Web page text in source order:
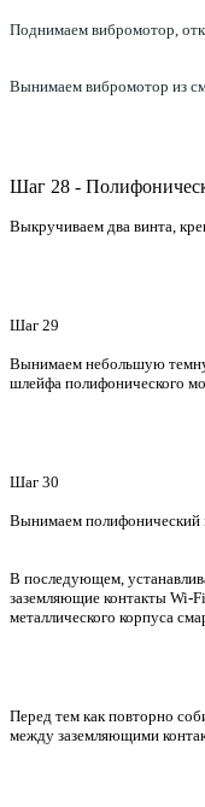
Поднимаем вибромотор,
Вынимаем вибромотор из
Шаг 28 -
Выкручиваем два винта,
Шаг 29
Вынимаем небольшую
шлейфа полифонического
Шаг 30
Вынимаем полифонический
В последующем,
заземляющие контакты Wi-
металлического корпуса
Перед тем как повторно
между заземляющими